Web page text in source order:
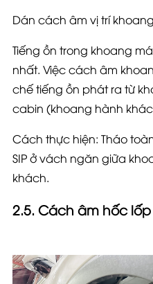
Dán cách âm vị trí
Tiếng ồn trong khoang
nhất. Việc cách âm
chế tiếng ồn phát ra từ
cabin (khoang hành
Cách thực hiện: Tháo
SIP ở vách ngăn giữa
khách.
2.5. Cách âm hốc